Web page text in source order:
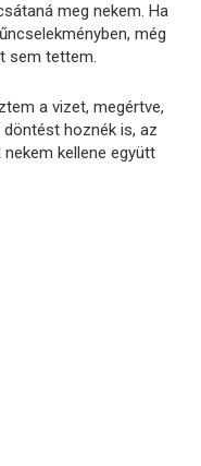
meg nekem. Ha
még
sem tettem.
a vizet, megértve,
hoznék is, az
kellene együtt